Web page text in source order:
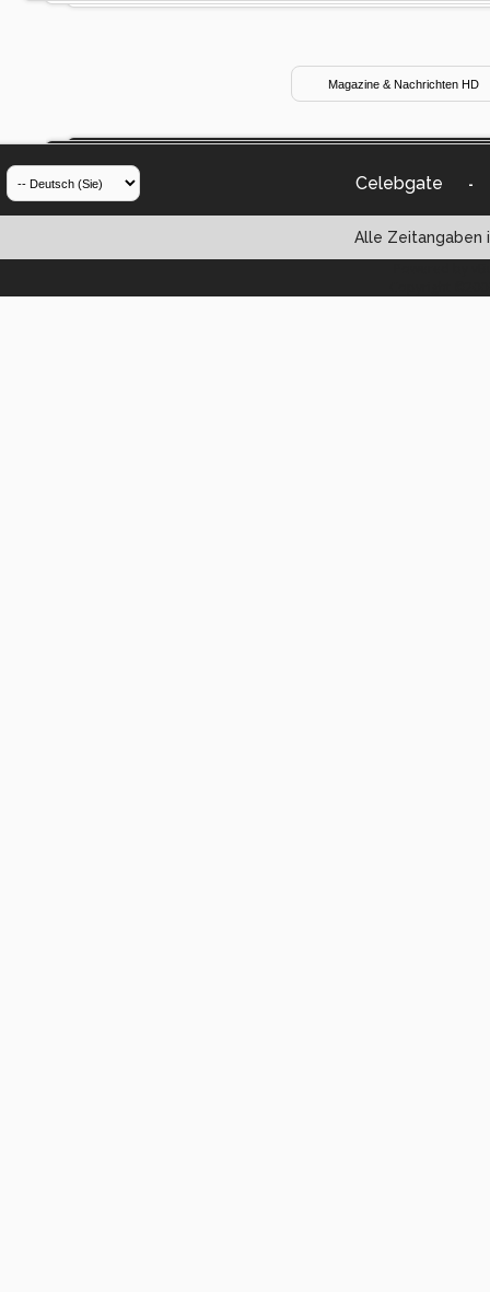
Celebgate -
Alle Zeitangaben